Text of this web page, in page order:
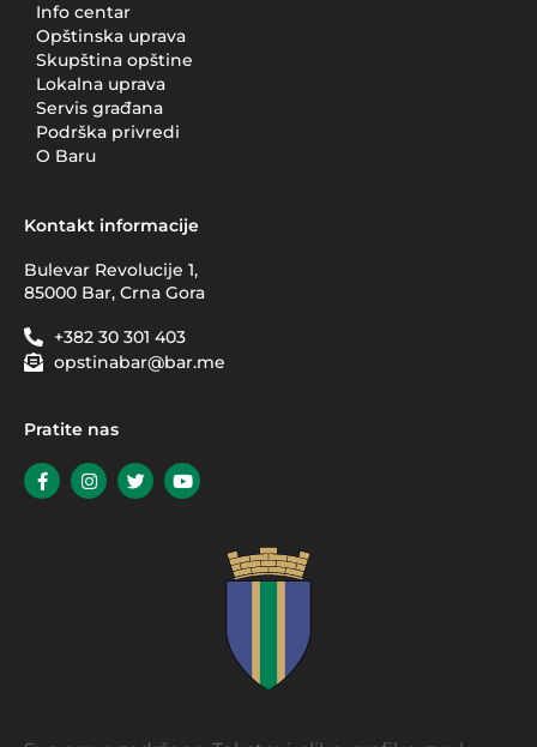
Info centar
Opštinska uprava
Skupština opštine
Lokalna uprava
Servis građana
Podrška privredi
O Baru
Kontakt informacije
Bulevar Revolucije 1,
85000 Bar, Crna Gora
+382 30 301 403
opstinabar@bar.me
Pratite nas